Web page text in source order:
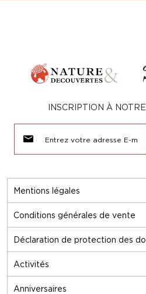
Mentions légales
Conditions générales de vente
Déclaration de protection des
Activités
Anniversaires
INSCRIPTION À